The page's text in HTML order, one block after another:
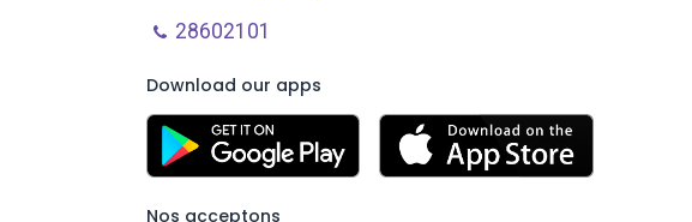
28602101
Download our apps
Nos acceptons